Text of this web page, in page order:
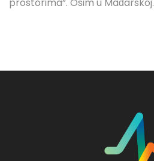
prostorima”. Osim u Mađarskoj.